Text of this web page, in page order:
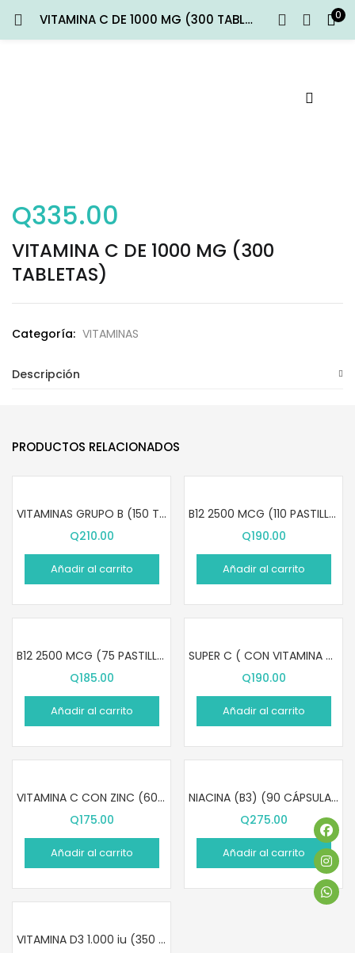
VITAMINA C DE 1000 MG (300 TABLETAS) 0
VITAMINA C DE 1000 MG (300
TABLETAS)
Q335.00
Categoría: VITAMINAS
Descripción
PRODUCTOS RELACIONADOS
VITAMINAS GRUPO B (150 TABLETAS)
Q210.00
Añadir al carrito
B12 2500 MCG (110 PASTILLAS SUBLINGUALES)
Q190.00
Añadir al carrito
B12 2500 MCG (75 PASTILLAS MASTICABLES)
Q185.00
Añadir al carrito
SUPER C ( CON VITAMINA D3 Y ZINC) (60 TABLETAS)
Q190.00
Añadir al carrito
VITAMINA C CON ZINC (60 PASTILLAS MASTICABLES)
Q175.00
Añadir al carrito
NIACINA (B3) (90 CÁPSULAS)
Q275.00
Añadir al carrito
VITAMINA D3 1.000 iu (350 SOFTGELS)
ENTRAR REGISTRARSE
Recuérdame
Entrar